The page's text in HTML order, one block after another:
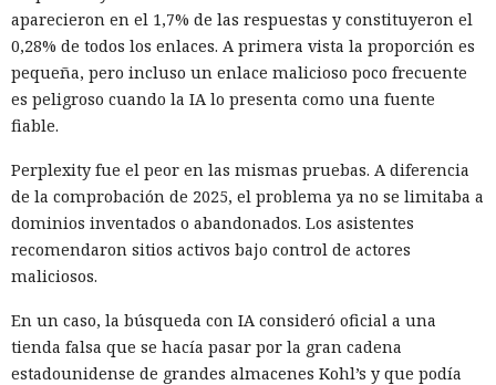
aparecieron en el 1,7% de las respuestas y constituyeron el
0,28% de todos los enlaces. A primera vista la proporción es
pequeña, pero incluso un enlace malicioso poco frecuente
es peligroso cuando la IA lo presenta como una fuente
fiable.
Perplexity fue el peor en las mismas pruebas. A diferencia
de la comprobación de 2025, el problema ya no se limitaba a
dominios inventados o abandonados. Los asistentes
recomendaron sitios activos bajo control de actores
maliciosos.
En un caso, la búsqueda con IA consideró oficial a una
tienda falsa que se hacía pasar por la gran cadena
estadounidense de grandes almacenes Kohl’s y que podía